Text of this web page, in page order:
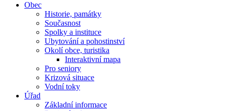
Obec
Historie, památky
Současnost
Spolky a instituce
Ubytování a pohostinství
Okolí obce, turistika
Interaktivní mapa
Pro seniory
Krizová situace
Vodní toky
Úřad
Základní informace